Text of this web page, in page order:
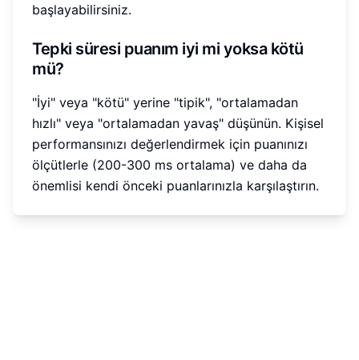
başlayabilirsiniz.
Tepki süresi puanım iyi mi yoksa kötü
mü?
"İyi" veya "kötü" yerine "tipik", "ortalamadan
hızlı" veya "ortalamadan yavaş" düşünün. Kişisel
performansınızı değerlendirmek için puanınızı
ölçütlerle (200-300 ms ortalama) ve daha da
önemlisi kendi önceki puanlarınızla karşılaştırın.